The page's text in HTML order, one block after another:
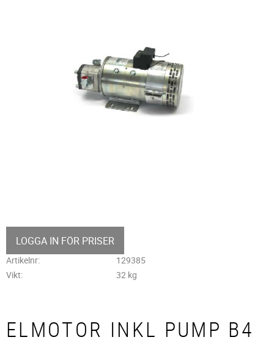
LOGGA IN FÖR PRISER
Artikelnr
129385
Vikt
32 kg
ELMOTOR INKL PUMP B4